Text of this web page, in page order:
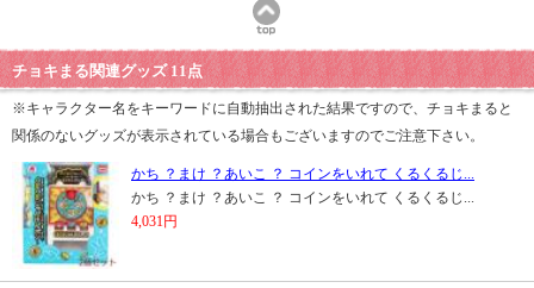
チョキまる関連グッズ 11点
※キャラクター名をキーワードに自動抽出された結果ですので、チョキまると
関係のないグッズが表示されている場合もございますのでご注意下さい。
かち ？まけ ？あいこ ？ コインをいれて くるくるじ...
かち ？まけ ？あいこ ？ コインをいれて くるくるじ...
4,031円